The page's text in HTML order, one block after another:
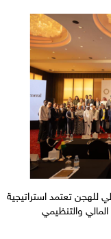
للهجن تعتمد استراتيجية